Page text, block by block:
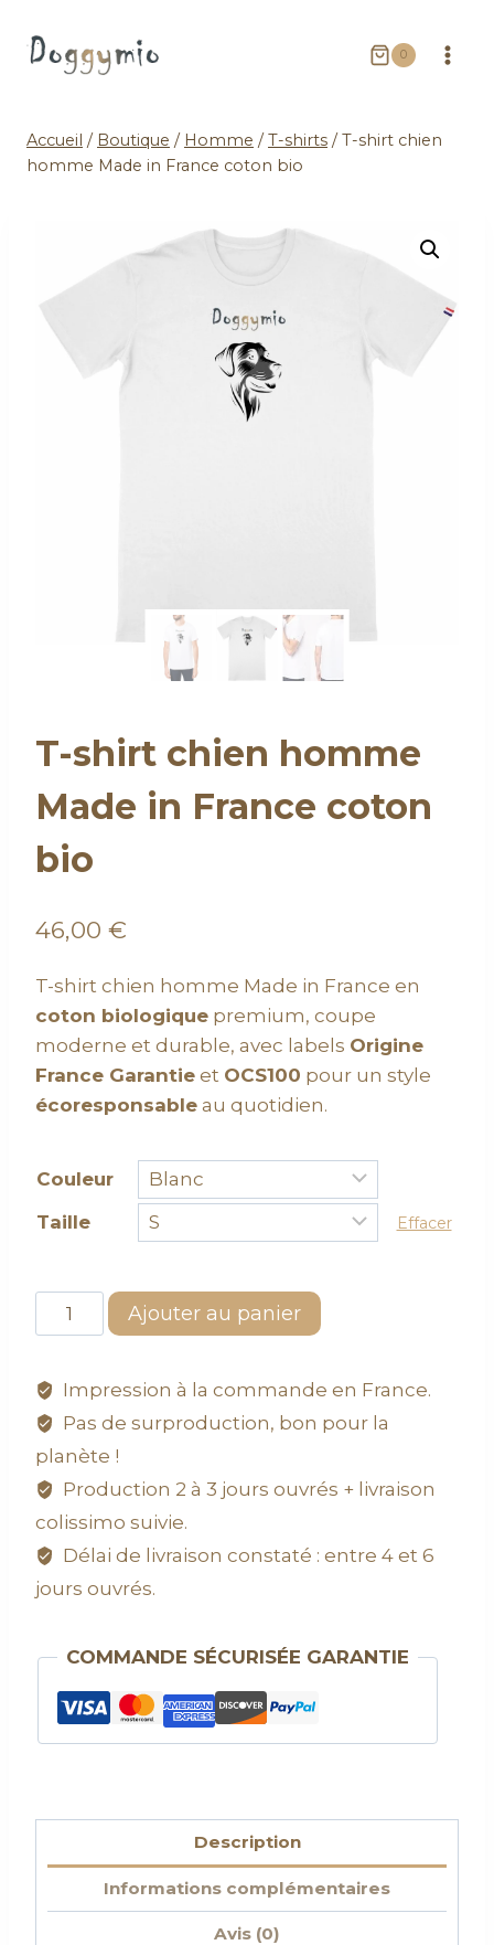
0
Accueil / Boutique / Homme / T-shirts / T-shirt chien
homme Made in France coton bio
T-shirt chien homme
Made in France coton
bio
46,00 €
T-shirt chien homme Made in France en
coton biologique premium, coupe
moderne et durable, avec labels Origine
France Garantie et OCS100 pour un style
écoresponsable au quotidien.
Couleur
Taille
Effacer
Ajouter au panier
Impression à la commande en France.
Pas de surproduction, bon pour la
planète !
Production 2 à 3 jours ouvrés + livraison
colissimo suivie.
Délai de livraison constaté : entre 4 et 6
jours ouvrés.
COMMANDE SÉCURISÉE GARANTIE
Description
Informations complémentaires
Avis (0)